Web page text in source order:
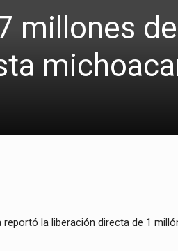
millones
la liberación directa de 1